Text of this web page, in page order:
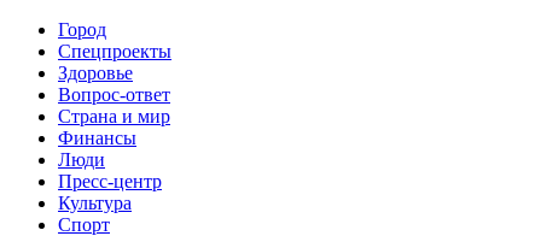
Город
Спецпроекты
Здоровье
Вопрос-ответ
Страна и мир
Финансы
Люди
Пресс-центр
Культура
Спорт